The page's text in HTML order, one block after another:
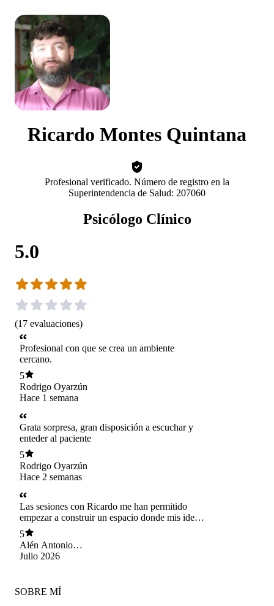
Ricardo Montes Quintana
Profesional verificado. Número de registro en la
Superintendencia de Salud: 207060
Psicólogo Clínico
5.0
(17 evaluaciones)
Profesional con que se crea un ambiente
cercano.
5
Rodrigo Oyarzún
Hace 1 semana
Grata sorpresa, gran disposición a escuchar y
enteder al paciente
5
Rodrigo Oyarzún
Hace 2 semanas
Las sesiones con Ricardo me han permitido
empezar a construir un espacio donde mis ideas
y sentires tienen un lugar seguro para
expresarse, el diálogo y la devolución de ideas
me hacen sentir que estoy siendo escuchado
¡Excelente!
5
Alén Antonio
Maripán Guevara
Julio 2026
SOBRE MÍ